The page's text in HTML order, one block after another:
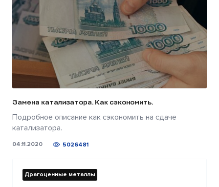
Замена катализатора. Как сэкономить.
Подробное описание как сэкономить на сдаче
катализатора.
04.11.2020 5026481
Драгоценные металлы